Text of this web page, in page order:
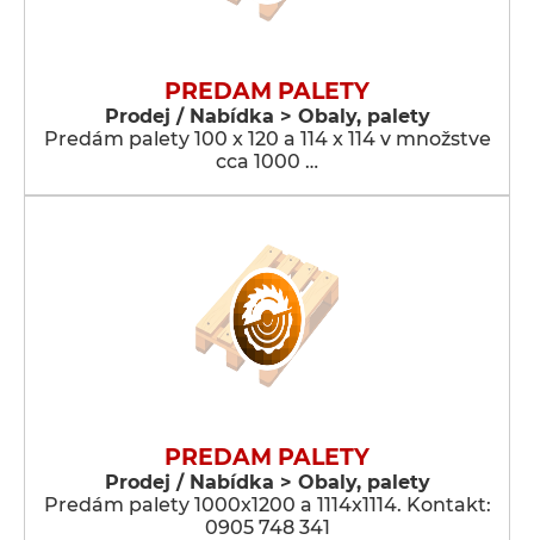
PREDAM PALETY
Prodej / Nabídka > Obaly, palety
Predám palety 100 x 120 a 114 x 114 v množstve
cca 1000 …
PREDAM PALETY
Prodej / Nabídka > Obaly, palety
Predám palety 1000x1200 a 1114x1114. Kontakt:
0905 748 341